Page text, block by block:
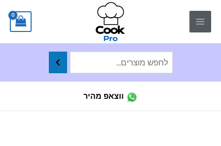
לתוכן
ווצאפ מהיר